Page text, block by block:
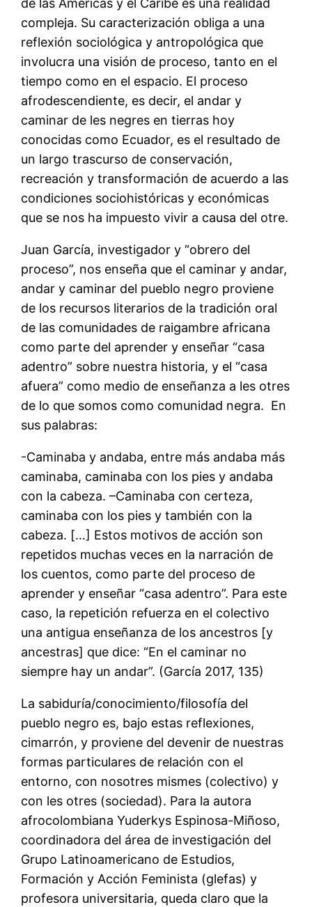
compleja. Su caracterización obliga a una
reflexión sociológica y antropológica que
involucra una visión de proceso, tanto en el
tiempo como en el espacio. El proceso
afrodescendiente, es decir, el andar y
caminar de les negres en tierras hoy
conocidas como Ecuador, es el resultado de
un largo trascurso de conservación,
recreación y transformación de acuerdo a las
condiciones sociohistóricas y económicas
que se nos ha impuesto vivir a causa del otre.
Juan García, investigador y “obrero del
proceso”, nos enseña que el caminar y andar,
andar y caminar del pueblo negro proviene
de los recursos literarios de la tradición oral
de las comunidades de raigambre africana
como parte del aprender y enseñar “casa
adentro” sobre nuestra historia, y el “casa
afuera” como medio de enseñanza a les otres
de lo que somos como comunidad negra. En
sus palabras:
-Caminaba y andaba, entre más andaba más
caminaba, caminaba con los pies y andaba
con la cabeza. –Caminaba con certeza,
caminaba con los pies y también con la
cabeza. […] Estos motivos de acción son
repetidos muchas veces en la narración de
los cuentos, como parte del proceso de
aprender y enseñar “casa adentro”. Para este
caso, la repetición refuerza en el colectivo
una antigua enseñanza de los ancestros [y
ancestras] que dice: “En el caminar no
siempre hay un andar”. (García 2017, 135)
La sabiduría/conocimiento/filosofía del
pueblo negro es, bajo estas reflexiones,
cimarrón, y proviene del devenir de nuestras
formas particulares de relación con el
entorno, con nosotres mismes (colectivo) y
con les otres (sociedad). Para la autora
afrocolombiana Yuderkys Espinosa-Miñoso,
coordinadora del área de investigación del
Grupo Latinoamericano de Estudios,
Formación y Acción Feminista (glefas) y
profesora universitaria, queda claro que la